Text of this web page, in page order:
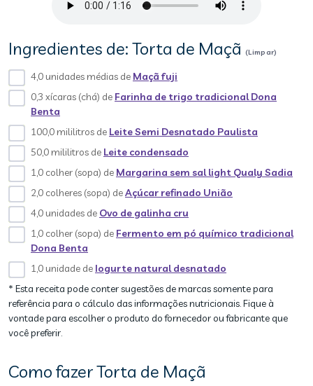
Ingredientes de: Torta de Maçã (Limpar)
4,0 unidades médias de Maçã fuji
0,3 xícaras (chá) de Farinha de trigo tradicional Dona
Benta
100,0 mililitros de Leite Semi Desnatado Paulista
50,0 mililitros de Leite condensado
1,0 colher (sopa) de Margarina sem sal light Qualy Sadia
2,0 colheres (sopa) deAçúcar refinado União
4,0 unidades de Ovo de galinha cru
1,0 colher (sopa) de Fermento em pó químico tradicional
Dona Benta
1,0 unidade de Iogurte natural desnatado
* Esta receita pode conter sugestões de marcas somente para
referência para o cálculo das informações nutricionais. Fique à
vontade para escolher o produto do fornecedor ou fabricante que
você preferir.
Como fazer Torta de Maçã